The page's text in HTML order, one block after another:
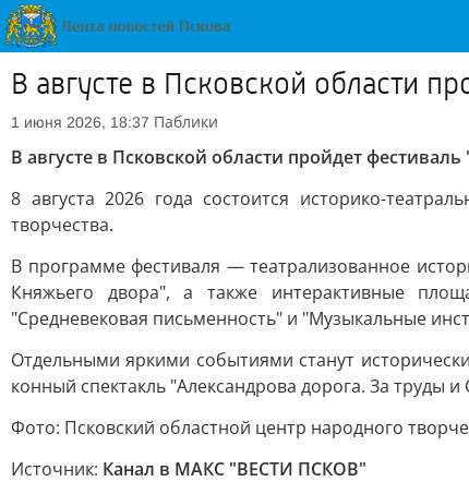
В августе в Псковской области
1 июня 2026, 18:37 Паблики
В августе в Псковской области пройдет
8 августа 2026 года состоится историко-
творчества.
В программе фестиваля — театрализованное
Княжьего двора", а также интерактивные
"Средневековая письменность" и "Музыкальные
Отдельными яркими событиями станут
конный спектакль "Александрова дорога. За труды
Фото: Псковский областной центр народного
Источник: Канал в МАКС "ВЕСТИ ПСКОВ"